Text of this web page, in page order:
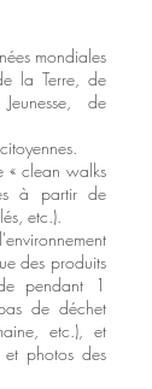
mondiales
la Terre, de
de
« clean walks
à partir de
etc.).
des produits
pendant 1
de déchet
etc.), et
et photos des